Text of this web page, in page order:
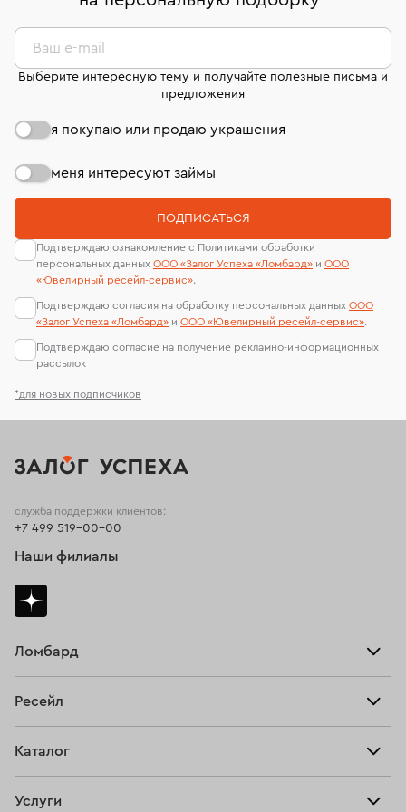
дней на возврат. Детальные условия возврата
комиссионных украшений и часов смотрите на
странице«Возврат украшений»
сертификаты МГУ и других геммологических
лабораторий
*для новых подписчиков
Ваш e-mail
Выберите интересную тему и получайте полезные письма и
предложения
я покупаю или продаю украшения
меня интересуют займы
ПОДПИСАТЬСЯ
Подтверждаю ознакомление с Политиками обработки
персональных данных ООО «Залог Успеха «Ломбард» и ООО
«Ювелирный ресейл-сервиc».
Подтверждаю согласия на обработку персональных данных ООО
«Залог Успеха «Ломбард» и ООО «Ювелирный ресейл-сервиc».
Подтверждаю согласие на получение рекламно-информационных
рассылок
Ломбард
Тарифы
Ресейл
Купить
Каталог
Услуги
служба поддержки клиентов:
+7 499 519-00-00
Наши филиалы